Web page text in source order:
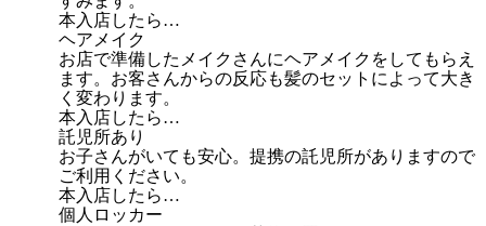
本入店したら…
ヘアメイク
お店で準備したメイクさんにヘアメイクをしてもらえ
ます。お客さんからの反応も髪のセットによって大き
く変わります。
本入店したら…
託児所あり
お子さんがいても安心。提携の託児所がありますので
ご利用ください。
本入店したら…
個人ロッカー